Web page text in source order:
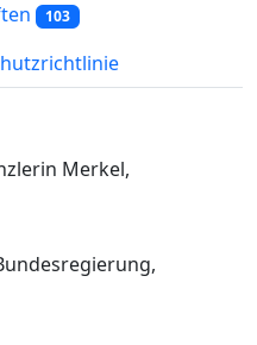
103
Merkel,